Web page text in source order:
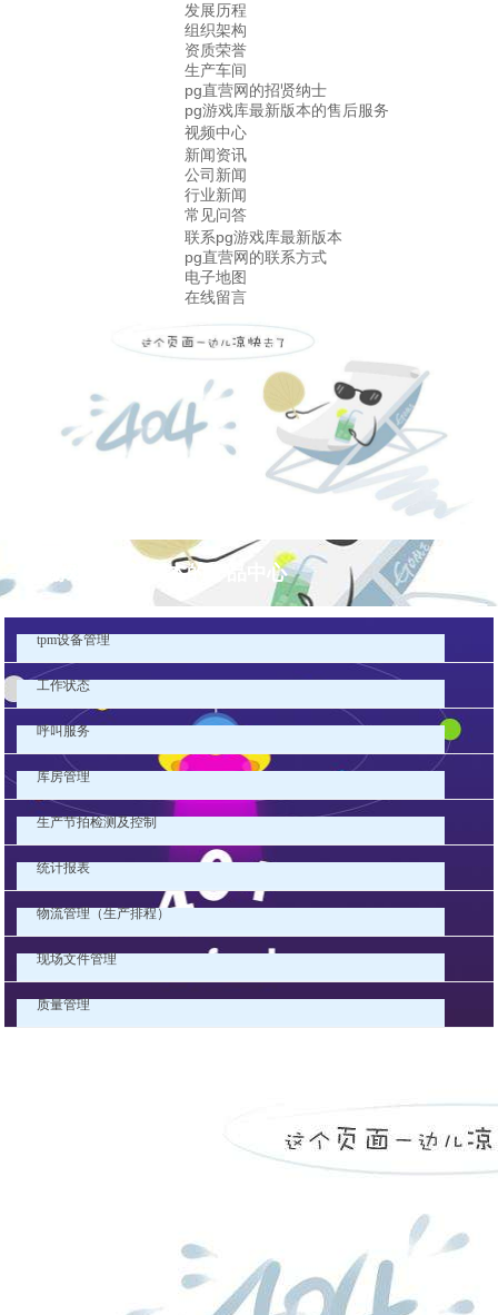
发展历程
组织架构
资质荣誉
生产车间
pg直营网的招贤纳士
pg游戏库最新版本的售后服务
视频中心
新闻资讯
公司新闻
行业新闻
常见问答
联系pg游戏库最新版本
pg直营网的联系方式
电子地图
在线留言
pg游戏库最新版本的产品中心
tpm设备管理
工作状态
呼叫服务
库房管理
生产节拍检测及控制
统计报表
物流管理（生产排程）
现场文件管理
质量管理